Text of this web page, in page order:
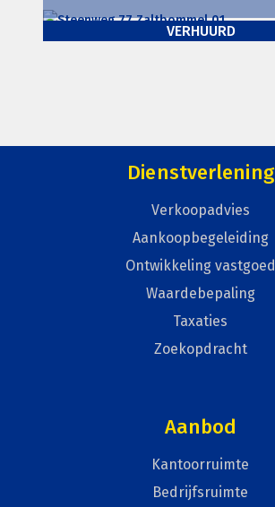
Bedrijfsruimte,Kantoorruimte
VERHUURD
Dienstverlening
Verkoopadvies
Aankoopbegeleiding
Ontwikkeling vastgoed
Waardebepaling
Taxaties
Zoekopdracht
Aanbod
Kantoorruimte
Bedrijfsruimte